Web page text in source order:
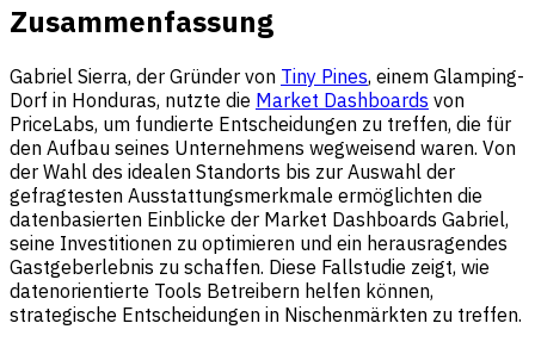
Zusammenfassung
Gabriel Sierra, der Gründer von Tiny Pines, einem Glamping-
Dorf in Honduras, nutzte die Market Dashboards von
PriceLabs, um fundierte Entscheidungen zu treffen, die für
den Aufbau seines Unternehmens wegweisend waren. Von
der Wahl des idealen Standorts bis zur Auswahl der
gefragtesten Ausstattungsmerkmale ermöglichten die
datenbasierten Einblicke der Market Dashboards Gabriel,
seine Investitionen zu optimieren und ein herausragendes
Gastgeberlebnis zu schaffen. Diese Fallstudie zeigt, wie
datenorientierte Tools Betreibern helfen können,
strategische Entscheidungen in Nischenmärkten zu treffen.